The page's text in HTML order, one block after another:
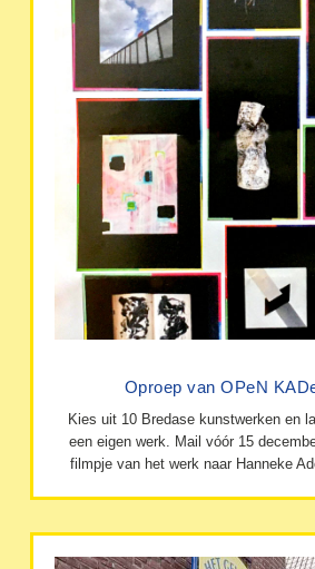
Oproep van OPeN
Kies uit 10 Bredase kunstwerken en
een eigen werk. Mail vóór 15
filmpje van het werk naar Hanneke